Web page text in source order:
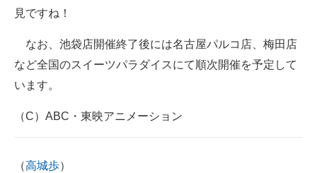
見ですね！
なお、池袋店開催終了後には名古屋パルコ店、梅田店
など全国のスイーツパラダイスにて順次開催を予定して
います。
（C）ABC・東映アニメーション
（高城歩）